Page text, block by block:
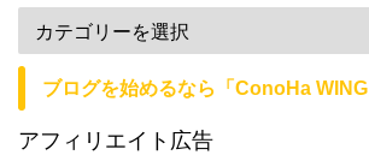
ブログを始めるなら「ConoHa WING
アフィリエイト広告